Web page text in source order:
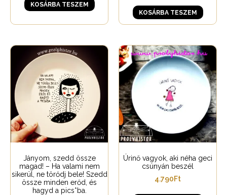
KOSÁRBA TESZEM
KOSÁRBA TESZEM
Jányom, szedd össze
magad! – Ha valami nem
sikerül, ne törődj bele! Szedd
össze minden erőd, és
hagyd a pics*ba.
Úrinő vagyok, aki néha geci
csúnyán beszél
4.790Ft